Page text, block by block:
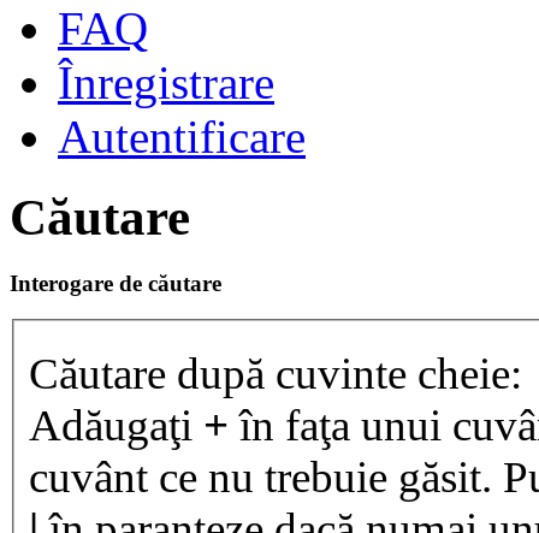
FAQ
Înregistrare
Autentificare
Căutare
Interogare de căutare
Căutare după cuvinte cheie:
Adăugaţi + în faţa unui
cuvânt ce nu trebuie găsit.